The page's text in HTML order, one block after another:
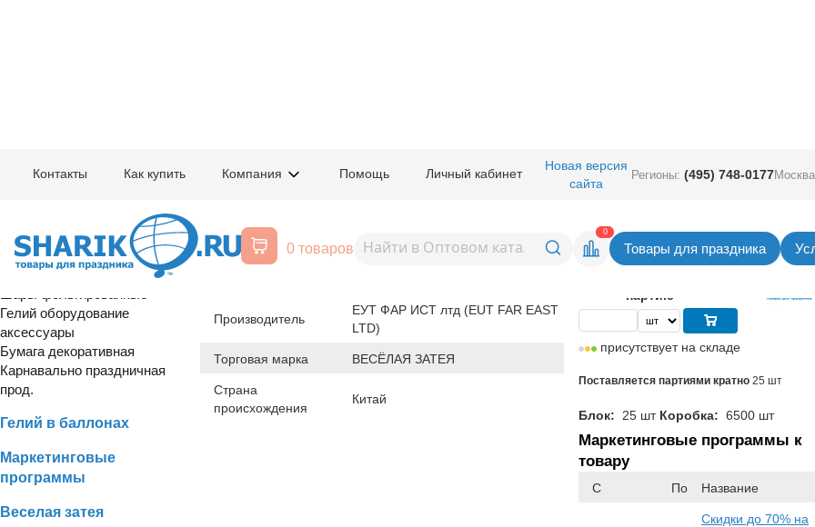
Контакты Как купить Компания Помощь Личный кабинет
Новая версия
сайта
Регионы: (495) 748-0177
0 товаров
0
Товары для праздника
Расширенный поиск
Шары латексные
Гелий оборудование
аксессуары
Бумага декоративная
Карнавально праздничная
прод.
Гелий в баллонах
Маркетинговые
программы
Веселая затея
1105-0426
Производитель
ЕУТ ФАР ИСТ лтд (EUT FAR EAST
LTD)
Торговая марка ВЕСЁЛАЯ ЗАТЕЯ
Страна
происхождения
Китай
6,99руб. за шт
партию
присутствует на складе
Поставляется партиями кратно 25 шт
Блок: 25 шт Коробка: 6500 шт
Маркетинговые программы к
товару
С По Название
Скидки до 70% на